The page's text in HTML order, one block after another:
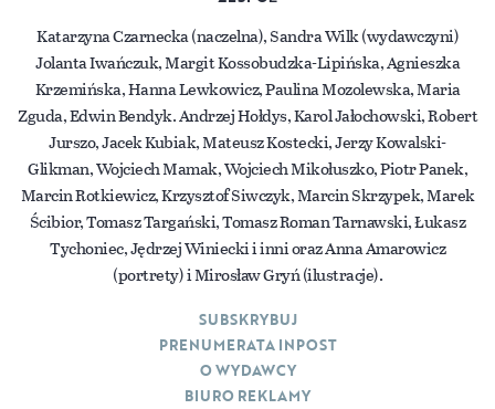
Katarzyna Czarnecka (naczelna), Sandra Wilk (wydawczyni)
Jolanta Iwańczuk, Margit Kossobudzka-Lipińska, Agnieszka
Krzemińska, Hanna Lewkowicz, Paulina Mozolewska, Maria
Zguda, Edwin Bendyk. Andrzej Hołdys, Karol Jałochowski, Robert
Jurszo, Jacek Kubiak, Mateusz Kostecki, Jerzy Kowalski-
Glikman, Wojciech Mamak, Wojciech Mikołuszko, Piotr Panek,
Marcin Rotkiewicz, Krzysztof Siwczyk, Marcin Skrzypek, Marek
Ścibior, Tomasz Targański, Tomasz Roman Tarnawski, Łukasz
Tychoniec, Jędrzej Winiecki i inni oraz Anna Amarowicz
(portrety) i Mirosław Gryń (ilustracje).
SUBSKRYBUJ
PRENUMERATA INPOST
O WYDAWCY
BIURO REKLAMY